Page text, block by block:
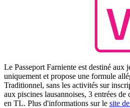
Le Passeport Farniente est destiné aux
uniquement et propose une formule
Traditionnel, sans les activités sur
aux piscines lausannoises, 3 entrées de
en TL. Plus d'informations sur le site